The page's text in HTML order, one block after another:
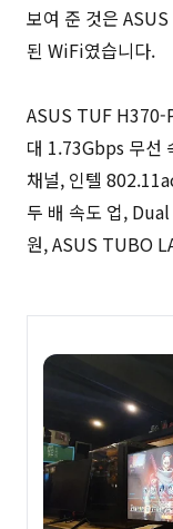
보여 준 것은
된 WiFi였습니다.
ASUS TUF H370-
대 1.73Gbps 무선
채널, 인텔
두 배 속도 업,
원, ASUS TUBO